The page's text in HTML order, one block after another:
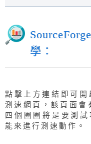
學：
點擊上方連結即可
測速網頁，該頁面會
四個圈圈將是要測
能來進行測速動作。